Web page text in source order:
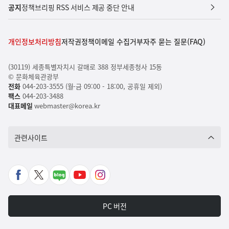
공지정책브리핑 RSS 서비스 제공 중단 안내
개인정보처리방침저작권정책이메일 수집거부자주 묻는 질문(FAQ)
(30119) 세종특별자치시 갈매로 388 정부세종청사 15동
© 문화체육관광부
전화044-203-3555 (월-금 09:00 - 18:00, 공휴일 제외)
팩스044-203-3488
대표메일 webmaster@korea.kr
관련사이트
페
북
X
가
네
포
유
바
인
타
그
PC 버전